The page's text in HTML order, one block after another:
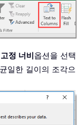
고정 너비옵션을 선택
일한 길이의 조각으